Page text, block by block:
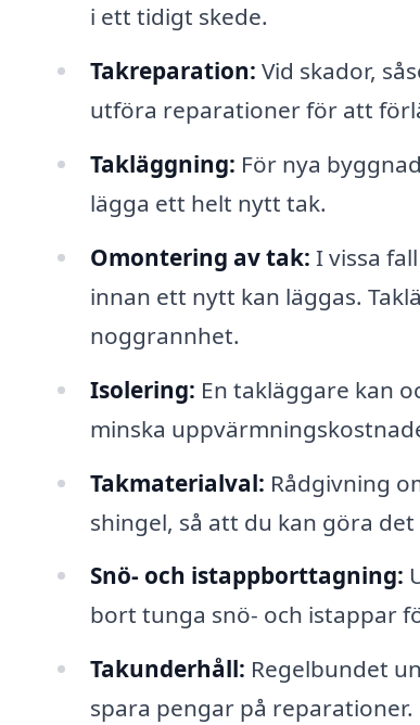
i ett tidigt skede.
Takreparation: Vid skador,
utföra reparationer för att
Takläggning: För nya
lägga ett helt nytt tak.
Omontering av tak: I vissa
innan ett nytt kan läggas.
noggrannhet.
Isolering: En takläggare kan
minska
Takmaterialval: Rådgivning
shingel, så att du kan göra
Snö- och istappborttagning:
bort tunga snö- och istappar
Takunderhåll: Regelbundet
spara pengar på reparationer.